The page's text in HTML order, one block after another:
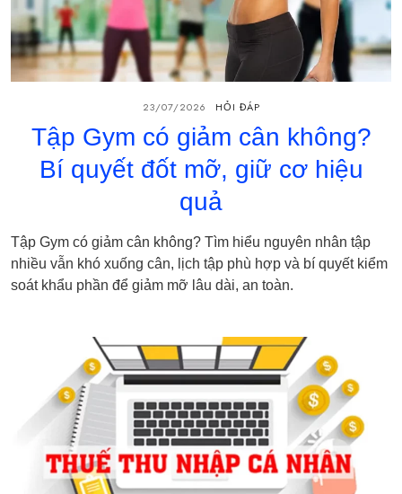
23/07/2026 HỎI ĐÁP
Tập Gym có giảm cân không?
Bí quyết đốt mỡ, giữ cơ hiệu
quả
Tập Gym có giảm cân không? Tìm hiểu nguyên nhân tập
nhiều vẫn khó xuống cân, lịch tập phù hợp và bí quyết kiểm
soát khẩu phần để giảm mỡ lâu dài, an toàn.